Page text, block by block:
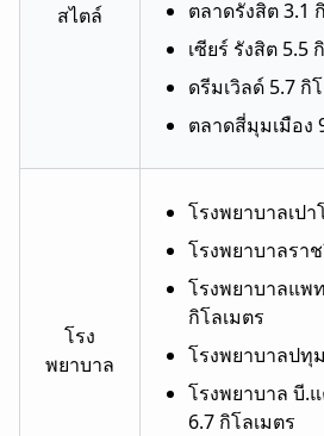
สไตล์
ตลาดรังสิต 3.1
เซียร์ รังสิต 5.5
ดรีมเวิลด์ 5.7 กิ
ตลาดสี่มุมเมือง
โรง
พยาบาล
โรงพยาบาลเป
โรงพยาบาลรา
โรงพยาบาลแพ
กิโลเมตร
โรงพยาบาลปทุ
โรงพยาบาล บี.
6.7 กิโลเมตร